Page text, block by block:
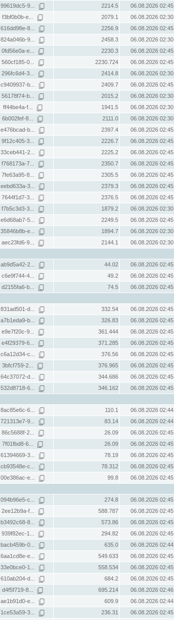
99619dc5-9... 2214.5
06.08.2026 02:45
f3bf0b0b-e... 2079.1
06.08.2026 02:30
616dd98e-8... 2256.9
06.08.2026 02:45
824a046b-9... 2458.3
06.08.2026 02:30
0fd56e0a-e... 2230.3
06.08.2026 02:45
560cf185-0... 2230.724
06.08.2026 02:45
296fc6d4-3... 2414.8
06.08.2026 02:30
c9409937-b... 2409.7
06.08.2026 02:45
56178f74-b... 2015.2
06.08.2026 02:30
ff44be4a-f... 1941.5
06.08.2026 02:30
6b002fef-8... 2111.0
06.08.2026 02:30
e476bcad-b... 2397.4
06.08.2026 02:45
9f12c405-3... 2226.7
06.08.2026 02:45
33ceb441-2... 2225.2
06.08.2026 02:45
f768173a-7... 2350.7
06.08.2026 02:45
7fe63a95-8... 2305.5
06.08.2026 02:45
eebd633a-3... 2379.3
06.08.2026 02:45
7644f1d7-3... 2376.5
06.08.2026 02:45
f7b5c3d3-3... 1879.2
06.08.2026 02:30
e6d68ab7-5... 2249.5
06.08.2026 02:45
35846b8b-e... 1894.7
06.08.2026 02:30
aec23fd6-9... 2144.1
06.08.2026 02:30
ab9d5a42-2... 44.02
06.08.2026 02:45
c6e9f744-4... 49.2
06.08.2026 02:45
d2155fa6-b... 74.5
06.08.2026 02:45
831ad501-d... 332.54
06.08.2026 02:45
a7b1eda9-b... 326.83
06.08.2026 02:45
e9e7f20c-9... 361.444
06.08.2026 02:45
e4f29379-6... 371.285
06.08.2026 02:45
c6a12d34-c... 376.56
06.08.2026 02:45
3bfcf759-2... 376.965
06.08.2026 02:45
64c37072-d... 344.686
06.08.2026 02:45
532d8718-6... 346.162
06.08.2026 02:45
8ac85e6c-6... 110.1
06.08.2026 02:44
721313e7-9... 83.14
06.08.2026 02:44
86c5688f-2... 26.09
06.08.2026 02:45
7f01fbd8-6... 26.09
06.08.2026 02:45
61394669-3... 78.19
06.08.2026 02:45
cb93548e-c... 78.312
06.08.2026 02:45
00e386ac-e... 99.8
06.08.2026 02:45
094b96e5-c... 274.8
06.08.2026 02:45
2ee12b9a-f... 588.787
06.08.2026 02:45
b3492c68-8... 573.86
06.08.2026 02:45
939f82ec-1... 294.82
06.08.2026 02:45
bacb459b-0... 635.0
06.08.2026 02:44
6aa1cd8e-e... 549.633
06.08.2026 02:45
33e0bce0-1... 558.534
06.08.2026 02:45
610ab204-d... 684.2
06.08.2026 02:45
d4f5f719-8... 695.214
06.08.2026 02:46
ae1b91d0-e... 609.9
06.08.2026 02:44
1ce53a59-3... 236.31
06.08.2026 02:45